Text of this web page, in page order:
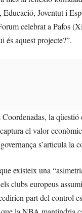
Educació, Joventut i
celebrat a Pafos
és aquest projecte?”.
la qüestió
el valor
s’articula la
existeix una
clubs europeus
part del control